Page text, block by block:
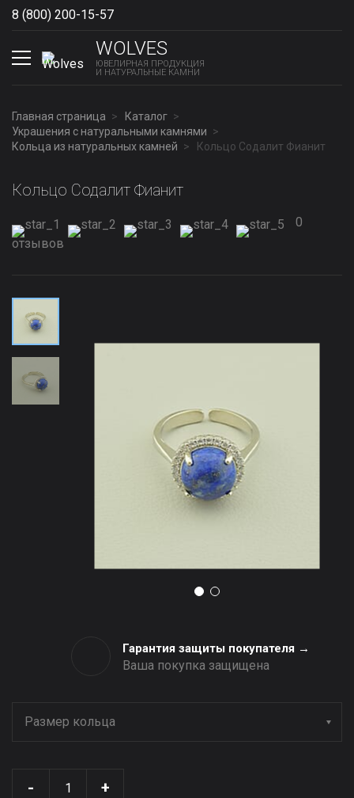
8 (800) 200-15-57
WOLVES
ЮВЕЛИРНАЯ ПРОДУКЦИЯ
И НАТУРАЛЬНЫЕ КАМНИ
Главная страница
Каталог
Украшения с натуральными камнями
Кольца из натуральных камней
Кольцо Содалит Фианит
Кольцо Содалит Фианит
0
отзывов
Гарантия защиты покупателя →
Ваша покупка защищена
Размер кольца
- +